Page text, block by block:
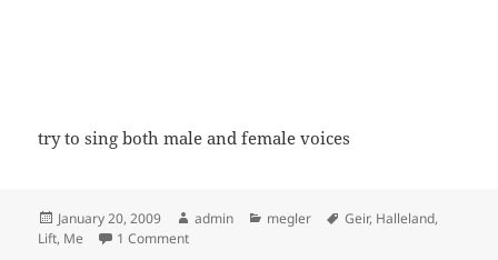
try to sing both male and female voices
Posted
on
January 20, 2009 Author
admin Categories
megler Tags
Geir, Halleland,
Lift, Me 1 Commenton Lift Me, live from Megleren, Sandnes